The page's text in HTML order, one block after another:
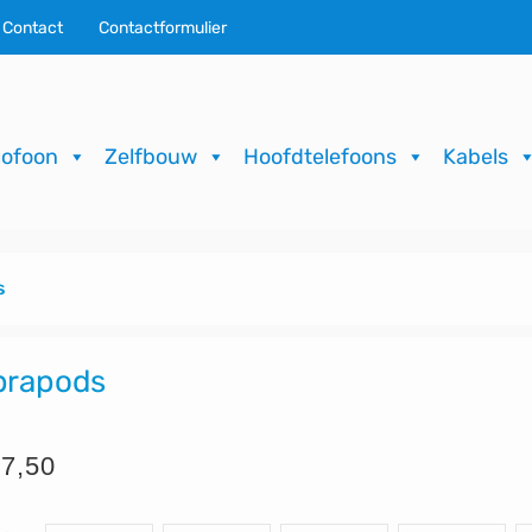
Contact Contactformulier
Zelfbouw Hoofdtelefoons Kabels